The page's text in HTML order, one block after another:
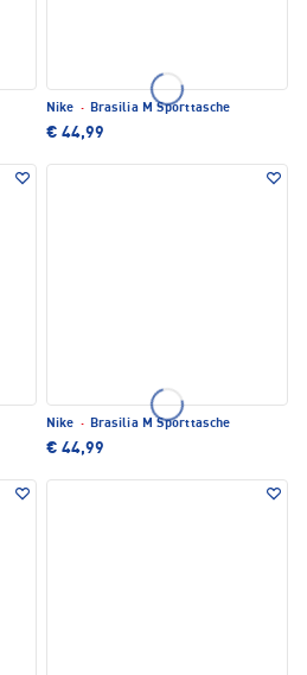
Nike · Brasilia M Sporttasche
€ 44,99
Nike · Brasilia M Sporttasche
€ 44,99